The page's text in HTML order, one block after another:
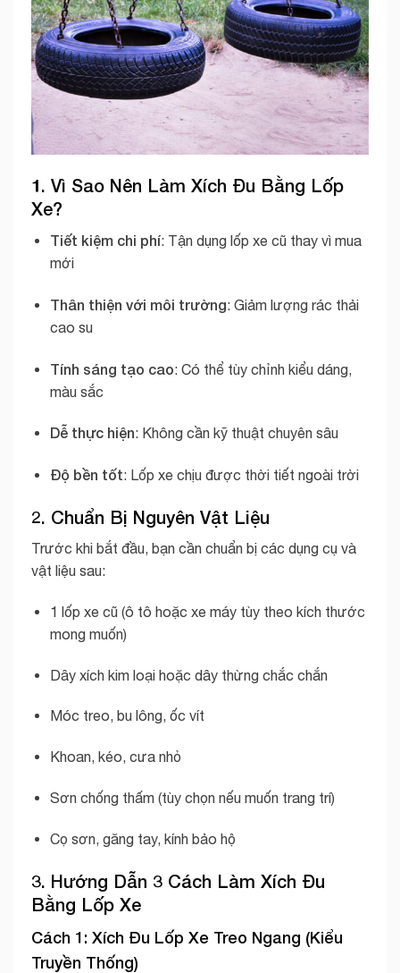
1. Vì Sao Nên Làm Xích Đu Bằng Lốp
Xe?
Tiết kiệm chi phí: Tận dụng lốp xe cũ thay vì mua
mới
Thân thiện với môi trường: Giảm lượng rác thải
cao su
Tính sáng tạo cao: Có thể tùy chỉnh kiểu dáng,
màu sắc
Dễ thực hiện: Không cần kỹ thuật chuyên sâu
Độ bền tốt: Lốp xe chịu được thời tiết ngoài trời
2. Chuẩn Bị Nguyên Vật Liệu
Trước khi bắt đầu, bạn cần chuẩn bị các dụng cụ và
vật liệu sau:
1 lốp xe cũ (ô tô hoặc xe máy tùy theo kích thước
mong muốn)
Dây xích kim loại hoặc dây thừng chắc chắn
Móc treo, bu lông, ốc vít
Khoan, kéo, cưa nhỏ
Sơn chống thấm (tùy chọn nếu muốn trang trí)
Cọ sơn, găng tay, kính bảo hộ
3. Hướng Dẫn 3 Cách Làm Xích Đu
Bằng Lốp Xe
Cách 1: Xích Đu Lốp Xe Treo Ngang (Kiểu
Truyền Thống)